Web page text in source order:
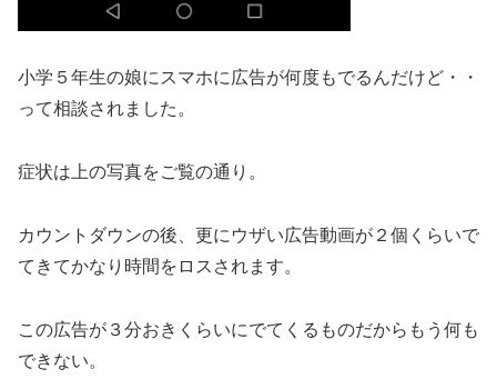
小学５年生の娘にスマホに広告が何度もでるんだけど・・
って相談されました。
症状は上の写真をご覧の通り。
カウントダウンの後、更にウザい広告動画が２個くらいで
てきてかなり時間をロスされます。
この広告が３分おきくらいにでてくるものだからもう何も
できない。